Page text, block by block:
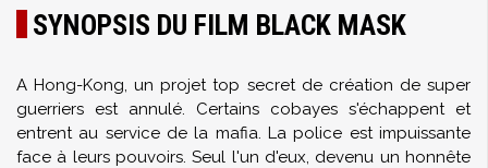
SYNOPSIS DU FILM BLACK MASK
A Hong-Kong, un projet top secret de création de super
guerriers est annulé. Certains cobayes s'échappent et
entrent au service de la mafia. La police est impuissante
face à leurs pouvoirs. Seul l'un d'eux, devenu un honnête